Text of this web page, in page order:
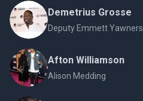
Demetrius Grosse
Deputy Emmett Yawners
Afton Williamson
Alison Medding